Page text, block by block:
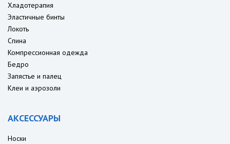
Хладотерапия
Эластичные бинты
Локоть
Спина
Компрессионная одежда
Бедро
Запястье и палец
Клеи и аэрозоли
АКСЕССУАРЫ
Носки